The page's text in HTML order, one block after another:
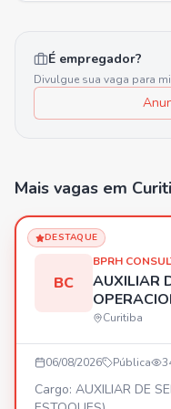
É empregador?
Divulgue sua vaga para
Mais vagas em
DESTAQUE
BC
BPRH
AUXILIAR
ESTOQUES)
Curitiba
06/08/2026 Pública
Cargo: AUXILIAR DE